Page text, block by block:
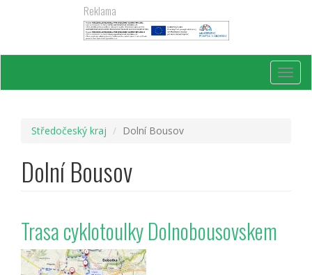
Reklama
Středočeský kraj Dolní Bousov
Dolní Bousov
Trasa cyklotoulky Dolnobousovskem